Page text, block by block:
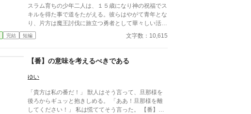
スラム育ちの少年二人は、１５歳になり神の祝福でス
キルを得た事で道をたがえる。彼らはやがて青年とな
り、片方は魔王討伐に旅立つ勇者として華々しい活躍
をし、もう片方はただ彼の帰還を待つ相変わらずスラ
ム暮らしの存在となる。 これは何も持たない青年が
覚両片想いの勇者×親友。 読了後、もう一度だけ読み
直して頂けると何か見える世界が変わるかもしれませ
ん。
完結 短編 文字数：10,615
【番】の意味を考えるべきである
ゆい
「貴方は私の番だ！」 獣人はそう言って、旦那様を
後ろからギュッと抱きしめる。 「ああ！旦那様を離
してください！」 私は慌ててそう言った。 【番】が